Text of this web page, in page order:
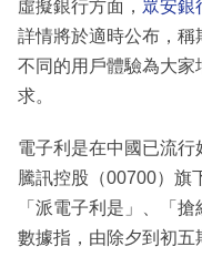
虛擬銀行方面， 眾安銀
詳情將於適時公布，稱
不同的用戶體驗為大家
求。
電子利是在中國已流行
騰訊控股（00700）旗
「派電子利是」、「
數據指，由除夕到初